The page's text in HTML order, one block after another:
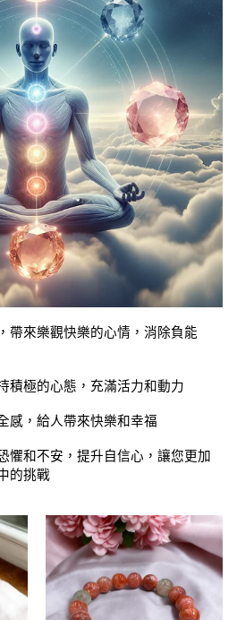
帶來樂觀快樂的心情，消除負能
積極的心態，充滿活力和動力
感，給人帶來快樂和幸福
懼和不安，提升自信心，讓您更加
的挑戰